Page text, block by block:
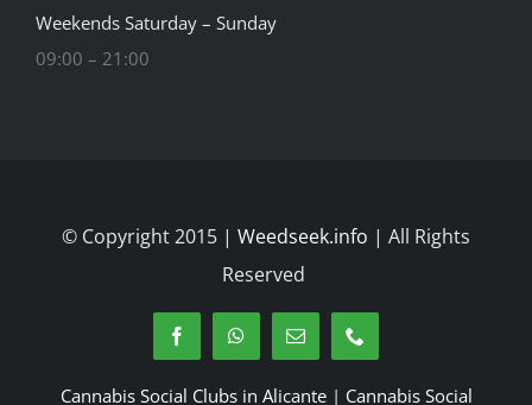
Weekends Saturday – Sunday
09:00 – 21:00
© Copyright 2015 | Weedseek.info | All Rights
Reserved
Cannabis Social Clubs in Alicante| Cannabis Social